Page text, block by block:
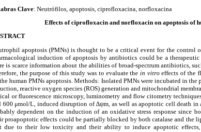
Clave: Neutrófilos, apoptosis, ciprofloxacina, norfloxacina
Effects of ciprofloxacin and norfloxacin on apoptosis of
apoptosis (PMNs) is thought to be a critical event for the control
induction of apoptosis by antibiotics could be a
is scarce information about the abilities of broad-spectrum antibiotics,
the purpose of this study was to evaluate the in vitroeffects of the
human PMNs apoptosis. Methods: Isolated PMNs were incubated in
reactive oxygen species (ROS) generation and mitochondrial
or fluorescence microscopy, luminometry and flow citometry
600 μmol/L, induced disruption of Δψm , as well as apoptotic cell death
dependent on the induction of an oxidative stress response since
proapoptotic effects could be partially blocked by both catalase and the
due to their low toxicity and their ability to induce apoptotic